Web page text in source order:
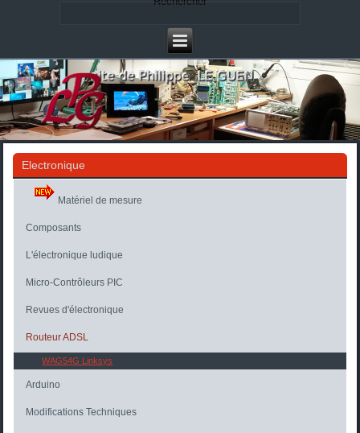
Electronique
Matériel de mesure
Composants
L'électronique ludique
Micro-Contrôleurs PIC
Revues d'électronique
Routeur ADSL
WAG54G Linksys
Arduino
Modifications Techniques